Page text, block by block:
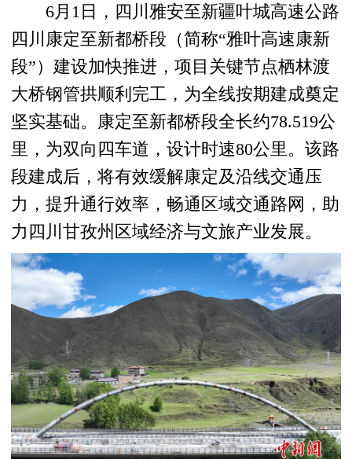
6月1日，四川雅安至新疆叶城高速公路
四川康定至新都桥段（简称“雅叶高速康新
段”）建设加快推进，项目关键节点栖林渡
大桥钢管拱顺利完工，为全线按期建成奠定
坚实基础。康定至新都桥段全长约78.519公
里，为双向四车道，设计时速80公里。该路
段建成后，将有效缓解康定及沿线交通压
力，提升通行效率，畅通区域交通路网，助
力四川甘孜州区域经济与文旅产业发展。